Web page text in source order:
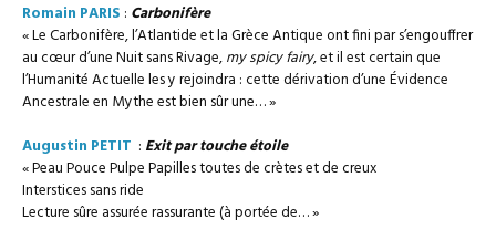
Romain PARIS : Carbonifère
« Le Carbonifère, l’Atlantide et la Grèce Antique ont fini par s’engouffrer
au cœur d’une Nuit sans Rivage,my spicy fairy, et il est certain que
l’Humanité Actuelle les y rejoindra : cette dérivation d’une Évidence
Ancestrale en Mythe est bien sûr une… »
Augustin PETIT : Exit par touche étoile
« Peau Pouce Pulpe Papilles toutes de crètes et de creux
Interstices sans ride
Lecture sûre assurée rassurante (à portée de… »